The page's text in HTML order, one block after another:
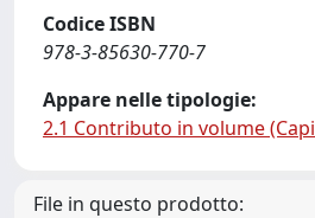
Codice ISBN
978-3-85630-770-7
Appare nelle tipologie:
2.1 Contributo in volume
File in questo prodotto: